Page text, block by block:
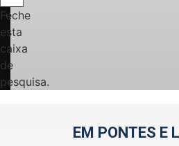
Feche
esta
caixa
de
pesquisa.
EM PONTES E